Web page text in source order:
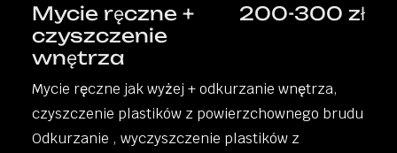
Mycie ręczne +
czyszczenie
wnętrza
200-300 zł
Mycie ręczne jak wyżej + odkurzanie wnętrza,
czyszczenie plastików z powierzchownego brudu
Odkurzanie , wyczyszczenie plastików z